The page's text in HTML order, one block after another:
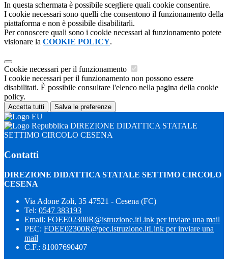
In questa schermata è possibile scegliere quali cookie consentire.
I cookie necessari sono quelli che consentono il funzionamento della
piattaforma e non è possibile disabilitarli.
Per conoscere quali sono i cookie necessari al funzionamento potete
visionare la COOKIE POLICY.
Cookie necessari per il funzionamento
I cookie necessari per il funzionamento non possono essere
disabilitati. È possibile consultare l'elenco nella pagina della cookie
policy.
Accetta tutti Salva le preferenze
DIREZIONE DIDATTICA STATALE
SETTIMO CIRCOLO CESENA
Contatti
DIREZIONE DIDATTICA STATALE SETTIMO CIRCOLO
CESENA
Via Adone Zoli, 35 47521 - Cesena (FC)
Tel: 0547 383193
Email: FOEE02300R@istruzione.itLink per inviare una mail
PEC: FOEE02300R@pec.istruzione.itLink per inviare una
mail
C.F.: 81007690407